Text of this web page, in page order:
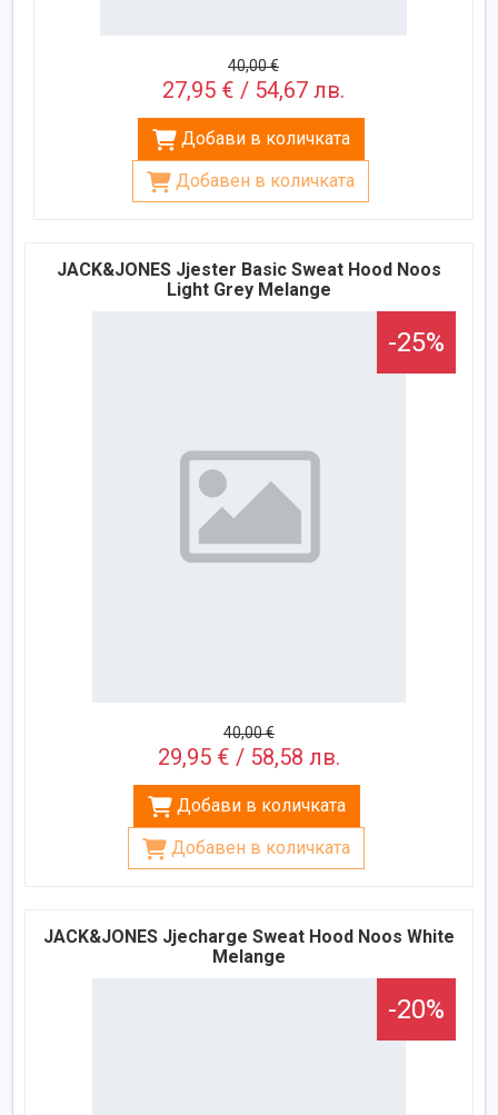
40,00 €
27,95 € / 54,67 лв.
Добави в количката
Добавен в количката
JACK&JONES Jjester Basic Sweat Hood Noos
Light Grey Melange
-25%
40,00 €
29,95 € / 58,58 лв.
Добави в количката
Добавен в количката
JACK&JONES Jjecharge Sweat Hood Noos White
Melange
-20%